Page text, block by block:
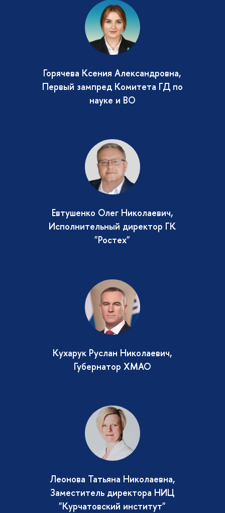
Горячева Ксения Александровна,
Первый зампред Комитета ГД по
науке и ВО
Евтушенко Олег Николаевич,
Исполнительный директор ГК
"Ростех"
Кухарук Руслан Николаевич,
Губернатор ХМАО
Леонова Татьяна Николаевна,
Заместитель директора НИЦ
"Курчатовский институт"